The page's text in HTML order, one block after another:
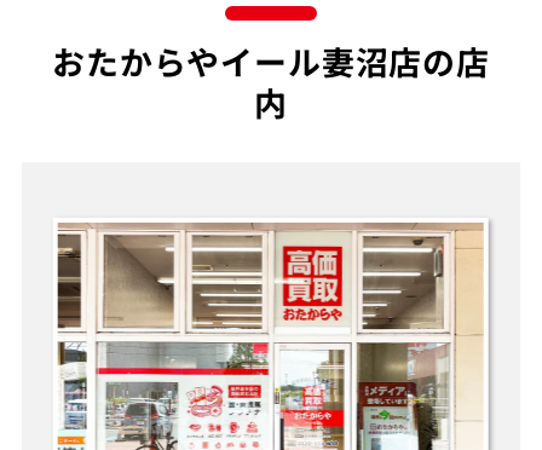
おたからやイール妻沼店の店
内